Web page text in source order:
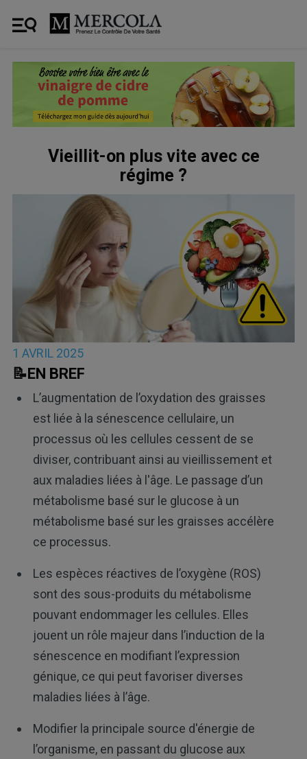
Vieillit-on plus vite avec ce
régime ?
1 AVRIL 2025
📝EN BREF
L’augmentation de l’oxydation des graisses
est liée à la sénescence cellulaire, un
processus où les cellules cessent de se
diviser, contribuant ainsi au vieillissement et
aux maladies liées à l'âge. Le passage d’un
métabolisme basé sur le glucose à un
métabolisme basé sur les graisses accélère
ce processus.
Les espèces réactives de l’oxygène (ROS)
sont des sous-produits du métabolisme
pouvant endommager les cellules. Elles
jouent un rôle majeur dans l’induction de la
sénescence en modifiant l’expression
génique, ce qui peut favoriser diverses
maladies liées à l’âge.
Modifier la principale source d'énergie de
l’organisme, en passant du glucose aux